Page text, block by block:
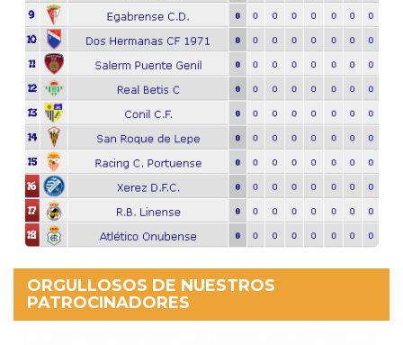
ORGULLOSOS DE NUESTROS
PATROCINADORES